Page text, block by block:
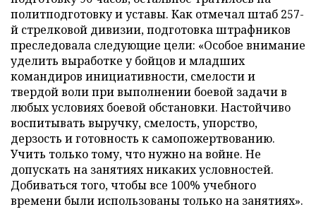
политподготовку и уставы. Как отмечал штаб 257-
й стрелковой дивизии, подготовка штрафников
преследовала следующие цели: «Особое внимание
уделить выработке у бойцов и младших
командиров инициативности, смелости и
твердой воли при выполнении боевой задачи в
любых условиях боевой обстановки. Настойчиво
воспитывать выручку, смелость, упорство,
дерзость и готовность к самопожертвованию.
Учить только тому, что нужно на войне. Не
допускать на занятиях никаких условностей.
Добиваться того, чтобы все 100% учебного
времени были использованы только на занятиях».